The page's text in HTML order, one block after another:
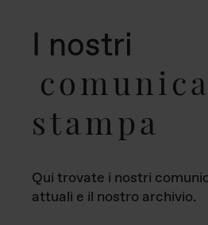
I nostri
stampa
Qui trovate i nostri
attuali e il nostro archivio.